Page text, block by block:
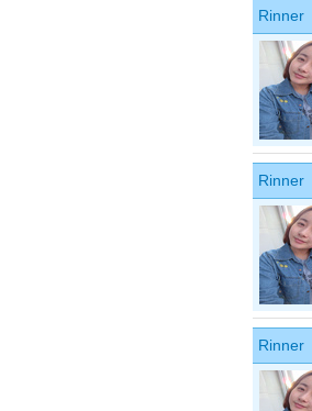
Rinner
Rinner
Rinner